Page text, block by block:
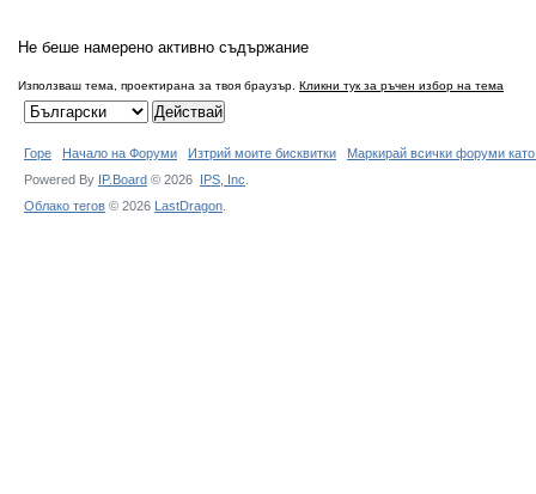
Не беше намерено активно съдържание
Използваш тема, проектирана за твоя браузър. Кликни тук за ръчен избор на тема
Горе Начало на Форуми Изтрий моите бисквитки
Маркирай всички форуми
Powered By IP.Board © 2026 IPS, Inc
Облако тегов © 2026 LastDragon